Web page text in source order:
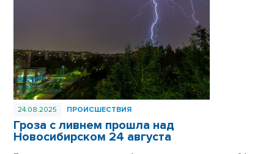
24.08.2025 ПРОИСШЕСТВИЯ
Гроза с ливнем прошла над
Новосибирском 24 августа